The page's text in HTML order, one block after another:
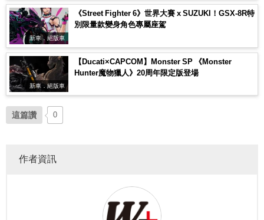
新車．絕版車
《Street Fighter 6》世界大賽 x SUZUKI！GSX-8R特
別限量款變身角色專屬座駕
新車．絕版車
【Ducati×CAPCOM】Monster SP 《Monster
Hunter魔物獵人》20周年限定版登場
這篇讚 0
作者資訊